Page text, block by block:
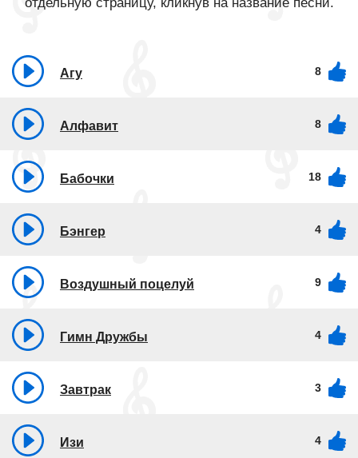
Агу 8
Алфавит 8
Бабочки 18
Бэнгер 4
Воздушный поцелуй 9
Гимн Дружбы 4
Завтрак 3
Изи 4